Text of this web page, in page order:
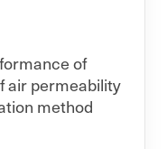
of
air permeability
method